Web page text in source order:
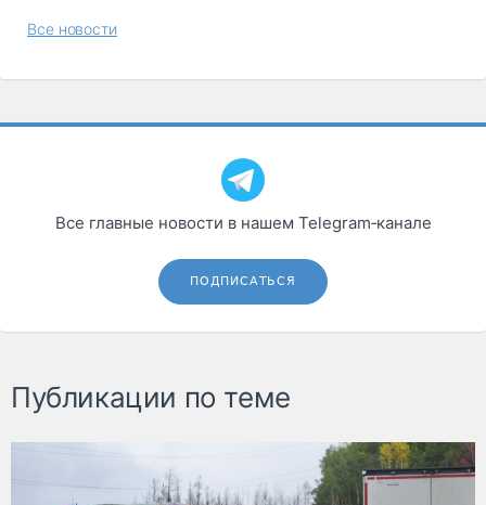
Все новости
Все главные новости в нашем Telegram‑канале
ПОДПИСАТЬСЯ
Публикации по теме